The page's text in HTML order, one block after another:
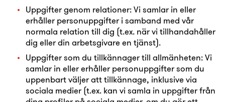
Uppgifter genom relationer: Vi samlar in eller
erhåller personuppgifter i samband med vår
normala relation till dig (t.ex. när vi tillhandahåller
dig eller din arbetsgivare en tjänst).
Uppgifter som du tillkännager till allmänheten: Vi
samlar in eller erhåller personuppgifter som du
uppenbart väljer att tillkännage, inklusive via
sociala medier (t.ex. kan vi samla in uppgifter från